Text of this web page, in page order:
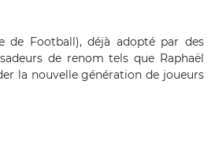
de Football), déjà adopté par des
de renom tels que Raphaël
la nouvelle génération de joueurs